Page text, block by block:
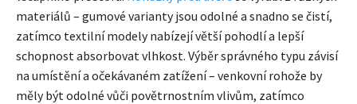
materiálů – gumové varianty jsou odolné a snadno se čistí,
zatímco textilní modely nabízejí větší pohodlí a lepší
schopnost absorbovat vlhkost. Výběr správného typu závisí
na umístění a očekávaném zatížení – venkovní rohože by
měly být odolné vůči povětrnostním vlivům, zatímco